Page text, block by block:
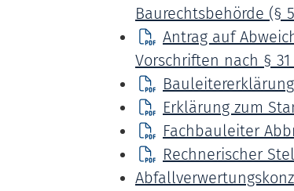
Baurechtsbehörde (§
Antrag auf
Vorschriften nach §
Bauleitererklärung
Erklärung zum
Fachbauleiter
Rechnerischer